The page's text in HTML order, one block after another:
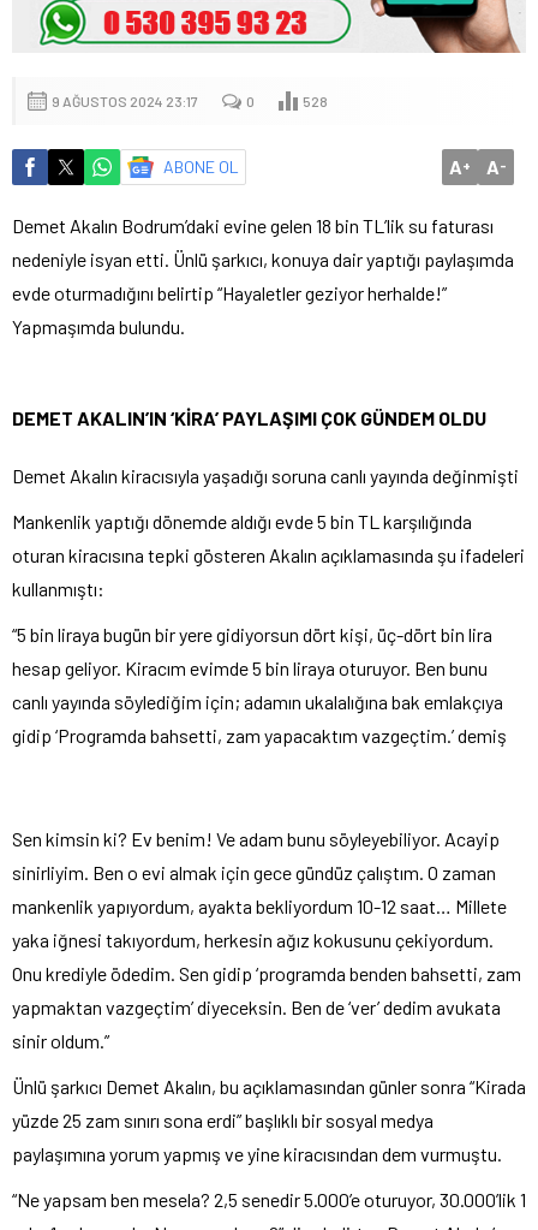
9 AĞUSTOS 2024 23:17 0 528
ABONE OL A+ A-
Demet Akalın Bodrum’daki evine gelen 18 bin TL’lik su faturası
nedeniyle isyan etti. Ünlü şarkıcı, konuya dair yaptığı paylaşımda
evde oturmadığını belirtip “Hayaletler geziyor herhalde!”
Yapmaşımda bulundu.
DEMET AKALIN’IN ‘KİRA’ PAYLAŞIMI ÇOK GÜNDEM OLDU
Demet Akalın kiracısıyla yaşadığı soruna canlı yayında değinmişti
Mankenlik yaptığı dönemde aldığı evde 5 bin TL karşılığında
oturan kiracısına tepki gösteren Akalın açıklamasında şu ifadeleri
kullanmıştı:
“5 bin liraya bugün bir yere gidiyorsun dört kişi, üç-dört bin lira
hesap geliyor. Kiracım evimde 5 bin liraya oturuyor. Ben bunu
canlı yayında söylediğim için; adamın ukalalığına bak emlakçıya
gidip ‘Programda bahsetti, zam yapacaktım vazgeçtim.’ demiş
Sen kimsin ki? Ev benim! Ve adam bunu söyleyebiliyor. Acayip
sinirliyim. Ben o evi almak için gece gündüz çalıştım. O zaman
mankenlik yapıyordum, ayakta bekliyordum 10-12 saat… Millete
yaka iğnesi takıyordum, herkesin ağız kokusunu çekiyordum.
Onu krediyle ödedim. Sen gidip ‘programda benden bahsetti, zam
yapmaktan vazgeçtim’ diyeceksin. Ben de ‘ver’ dedim avukata
sinir oldum.”
Ünlü şarkıcı Demet Akalın, bu açıklamasından günler sonra “Kirada
yüzde 25 zam sınırı sona erdi” başlıklı bir sosyal medya
paylaşımına yorum yapmış ve yine kiracısından dem vurmuştu.
“Ne yapsam ben mesela? 2,5 senedir 5.000’e oturuyor, 30.000’lik 1